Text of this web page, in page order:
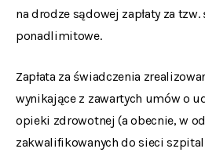
na drodze sądowej zapłaty za tzw.
ponadlimitowe.
Zapłata za świadczenia
wynikające z zawartych umów o
opieki zdrowotnej (a obecnie, w
zakwalifikowanych do sieci